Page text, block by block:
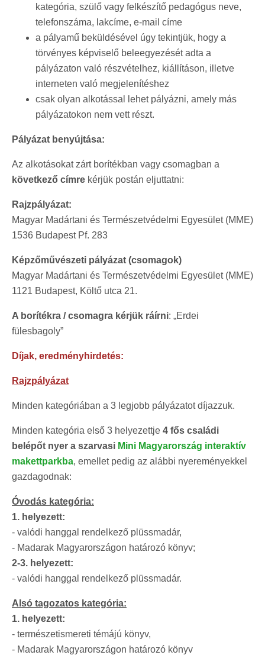
kategória, szülő vagy felkészítő pedagógus neve,
telefonszáma, lakcíme, e-mail címe
a pályamű beküldésével úgy tekintjük, hogy a
törvényes képviselő beleegyezését adta a
pályázaton való részvételhez, kiállításon, illetve
interneten való megjelenítéshez
csak olyan alkotással lehet pályázni, amely más
pályázatokon nem vett részt.
Pályázat benyújtása:
Az alkotásokat zárt borítékban vagy csomagban a
következő címre kérjük postán eljuttatni:
Rajzpályázat:
Magyar Madártani és Természetvédelmi Egyesület (MME)
1536 Budapest Pf. 283
Képzőművészeti pályázat (csomagok)
Magyar Madártani és Természetvédelmi Egyesület (MME)
1121 Budapest, Költő utca 21.
A borítékra / csomagra kérjük ráírni: „Erdei
fülesbagoly”
Díjak, eredményhirdetés:
Rajzpályázat
Minden kategóriában a 3 legjobb pályázatot díjazzuk.
Minden kategória első 3 helyezettje 4 fős családi
belépőt nyer a szarvasi Mini Magyarország interaktív
makettparkba, emellet pedig az alábbi nyereményekkel
gazdagodnak:
Óvodás kategória:
1. helyezett:
- valódi hanggal rendelkező plüssmadár,
- Madarak Magyarországon határozó könyv;
2-3. helyezett:
- valódi hanggal rendelkező plüssmadár.
Alsó tagozatos kategória:
1. helyezett:
- természetismereti témájú könyv,
- Madarak Magyarországon határozó könyv